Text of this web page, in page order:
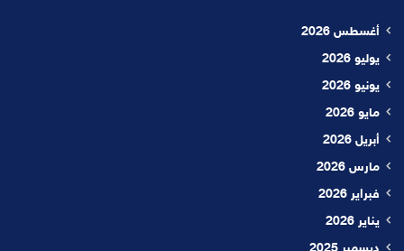
أغسطس 2026
يوليو 2026
يونيو 2026
مايو 2026
أبريل 2026
مارس 2026
فبراير 2026
يناير 2026